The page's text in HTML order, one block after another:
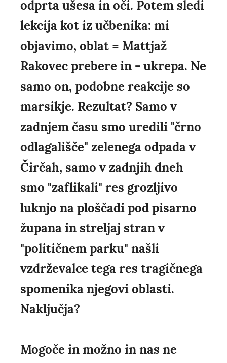
odprta ušesa in oči. Potem sledi
lekcija kot iz učbenika: mi
objavimo, oblat = Mattjaž
Rakovec prebere in - ukrepa. Ne
samo on, podobne reakcije so
marsikje. Rezultat? Samo v
zadnjem času smo uredili "črno
odlagališče" zelenega odpada v
Čirčah, samo v zadnjih dneh
smo "zaflikali" res grozljivo
luknjo na ploščadi pod pisarno
župana in streljaj stran v
"političnem parku" našli
vzdrževalce tega res tragičnega
spomenika njegovi oblasti.
Naključja?
Mogoče in možno in nas ne